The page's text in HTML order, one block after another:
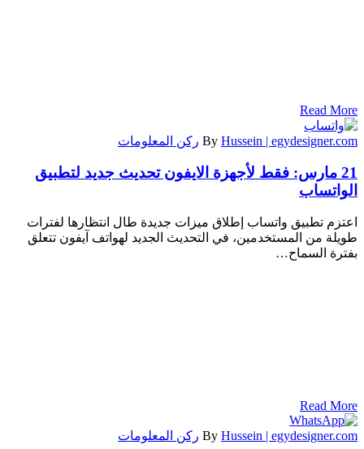
Read More
By Hussein | egydesigner.com ركن المعلومات
21 مارس:
فقط لأجهزة الايفون تحديث جديد لتطبيق
الواتساب
اعتزم تطبيق واتساب إطلاق ميزات جديدة طال انتظارها لفترات
طويلة من المستخدمين، في التحديث الجديد لهواتف آيفون تتعلق
بفترة السماح…
Read More
By Hussein | egydesigner.com ركن المعلومات